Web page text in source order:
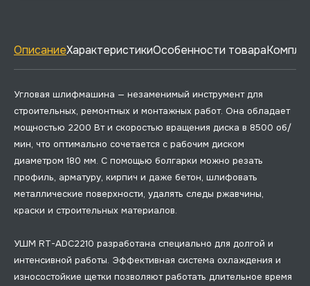
ОписаниеХарактеристикиОсобенности товара
Угловая шлифмашина — незаменимый инструмент для
строительных, ремонтных и монтажных работ. Она обладает
мощностью 2200 Вт и скоростью вращения диска в 8500 об/
мин, что оптимально сочетается с рабочим диском
диаметром 180 мм. С помощью болгарки можно резать
профиль, арматуру, кирпич и даже бетон, шлифовать
металлические поверхности, удалять следы ржавчины,
краски и строительных материалов.
УШМ RT-ADC2210 разработана специально для долгой и
интенсивной работы. Эффективная система охлаждения и
износостойкие щетки позволяют работать длительное время